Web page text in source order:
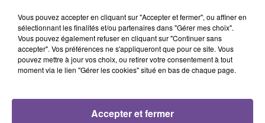
Jusqu'au vendredi 6 février 2026 19h, gagnez vos places
pour le match de basket opposant le Panazol Feytiat Basket
à Cassen Saint-Geours
Vous pouvez accepter en cliquant sur "Accepter et fermer", ou affiner en
sélectionnant les finalités et/ou partenaires dans "Gérer mes choix".
Vous pouvez également refuser en cliquant sur "Continuer sans
accepter". Vos préférences ne s'appliqueront que pour ce site. Vous
pouvez mettre à jour vos choix, ou retirer votre consentement à tout
moment via le lien "Gérer les cookies" situé en bas de chaque page.
Accepter et fermer